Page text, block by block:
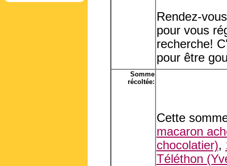
Rendez-
pour vous
recherche!
pour être
Somme
récoltée:
Cette
macaron
chocolatier),
Téléthon